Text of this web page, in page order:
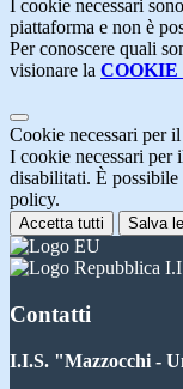
I cookie necessari
piattaforma e non è
Per conoscere quali
visionare la
Cookie necessari per
I cookie necessari per
disabilitati. È
policy.
Accetta tutti Salva
Contatti
I.I.S. "Mazzocchi -